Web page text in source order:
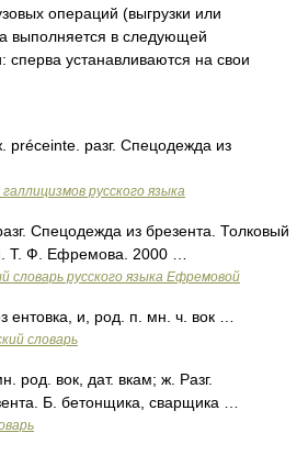
операций (выгрузки или
выполняется в следующей
сперва устанавливаются на свои
разг. Спецодежда из
русского языка
Спецодежда из брезента. Толковый
Т. Ф. Ефремова. 2000 …
словарь русского языка Ефремовой
ентовка, и, род. п. мн. ч. вок …
словарь
род. вок, дат. вкам; ж. Разг.
Б. бетонщика, сварщика …